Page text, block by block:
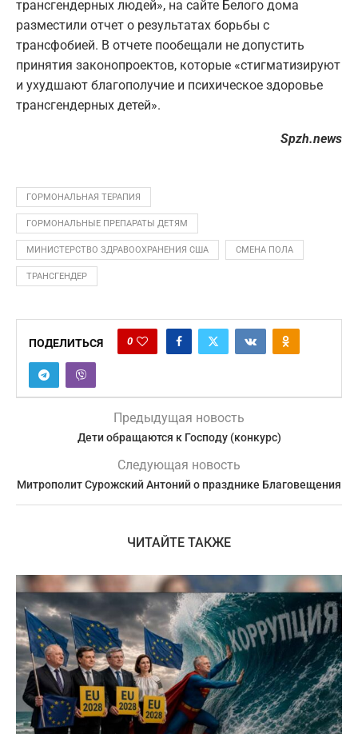
трансгендерных людей», на сайте Белого дома
разместили отчет о результатах борьбы с
трансфобией. В отчете пообещали не допустить
принятия законопроектов, которые «стигматизируют
и ухудшают благополучие и психическое здоровье
трансгендерных детей».
Spzh.news
ГОРМОНАЛЬНАЯ ТЕРАПИЯ
ГОРМОНАЛЬНЫЕ ПРЕПАРАТЫ ДЕТЯМ
МИНИСТЕРСТВО ЗДРАВООХРАНЕНИЯ США СМЕНА ПОЛА
ТРАНСГЕНДЕР
ПОДЕЛИТЬСЯ 0
Предыдущая новость
Дети обращаются к Господу (конкурс)
Следующая новость
Митрополит Сурожский Антоний о празднике Благовещения
ЧИТАЙТЕ ТАКЖЕ